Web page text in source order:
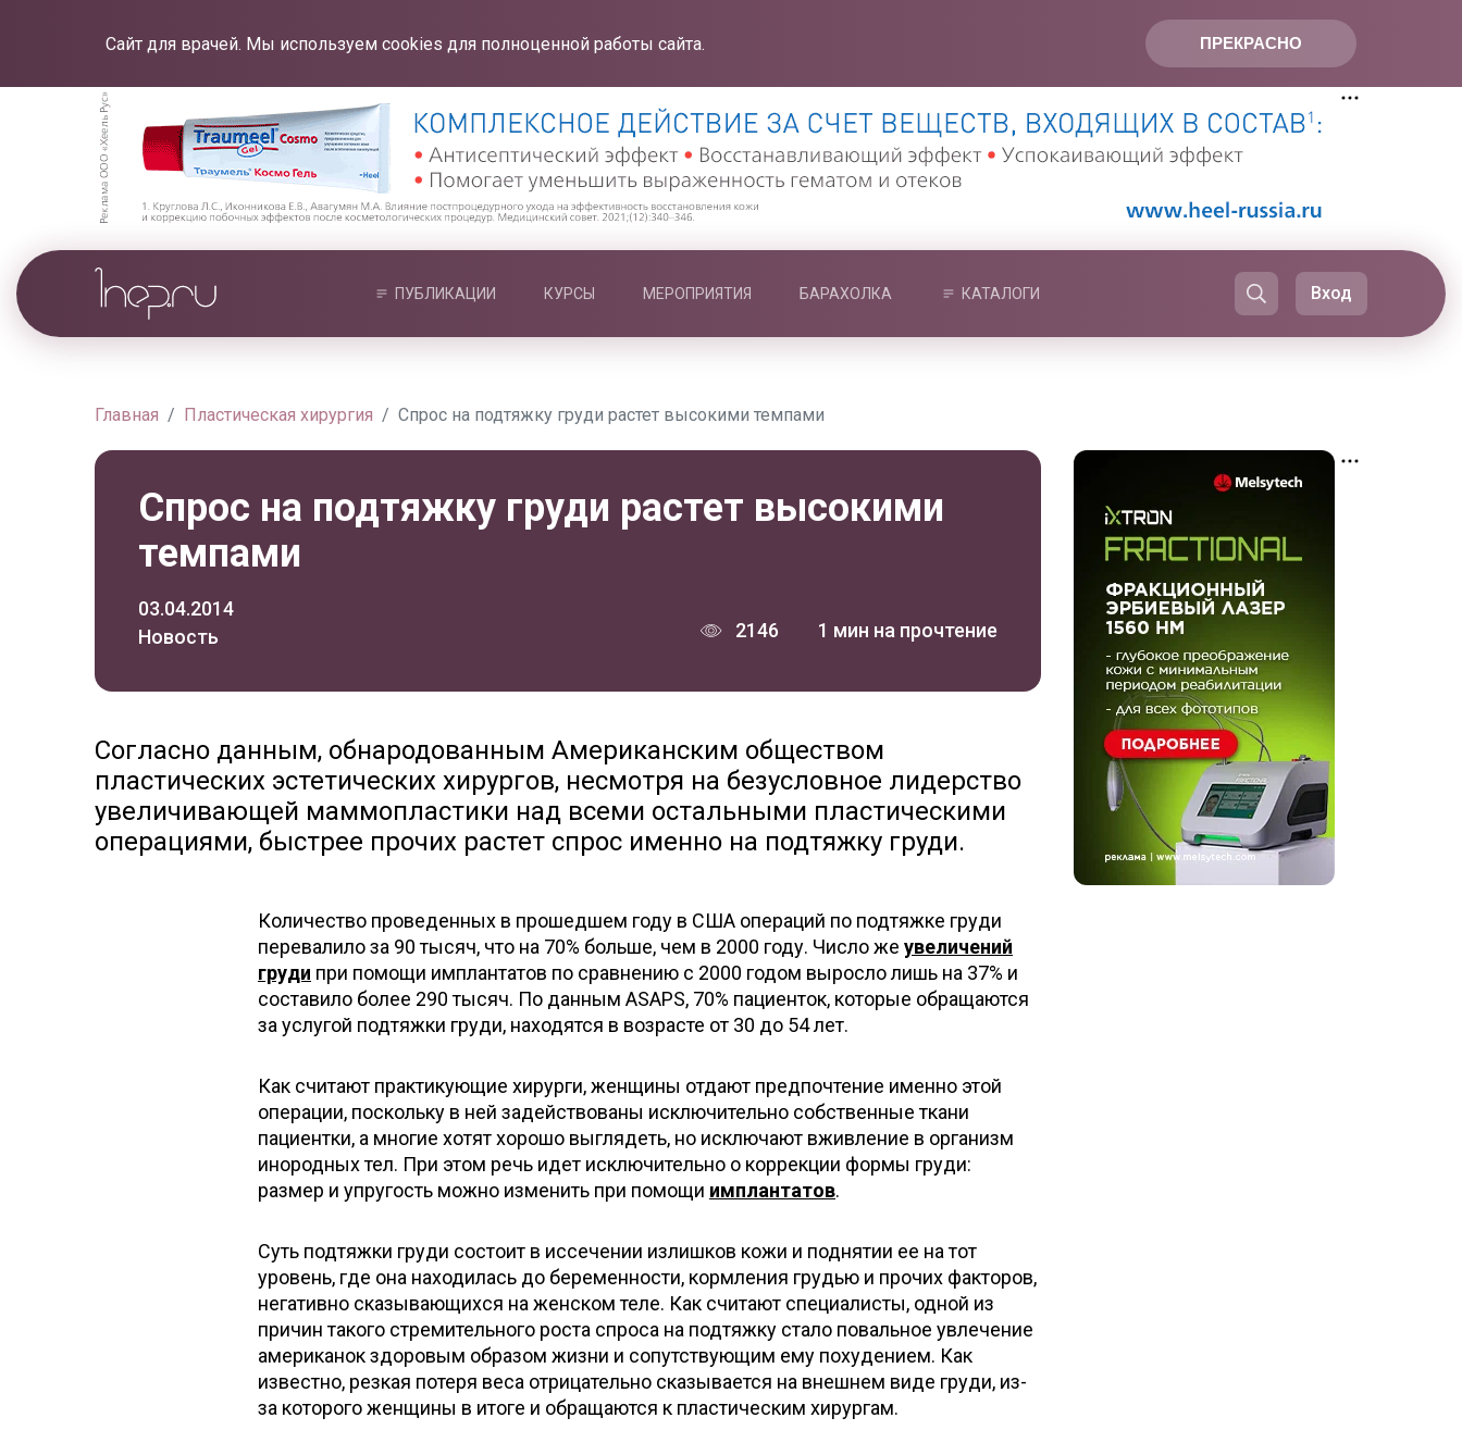
ПРЕКРАСНО
Сайт для врачей. Мы используем cookies для полноценной работы сайта.
ПУБЛИКАЦИИ КУРСЫ МЕРОПРИЯТИЯ БАРАХОЛКА КАТАЛОГИ Вход
Главная Пластическая хирургия Спрос на подтяжку груди растет высокими темпами
Спрос на подтяжку груди растет высокими
темпами
03.04.2014
Новость
2146 1 мин на прочтение
Согласно данным, обнародованным Американским обществом
пластических эстетических хирургов, несмотря на безусловное лидерство
увеличивающей маммопластики над всеми остальными пластическими
операциями, быстрее прочих растет спрос именно на подтяжку груди.
Количество проведенных в прошедшем году в США операций по подтяжке груди
перевалило за 90 тысяч, что на 70% больше, чем в 2000 году. Число же увеличений
груди при помощи имплантатов по сравнению с 2000 годом выросло лишь на 37% и
составило более 290 тысяч. По данным ASAPS, 70% пациенток, которые обращаются
за услугой подтяжки груди, находятся в возрасте от 30 до 54 лет.
Как считают практикующие хирурги, женщины отдают предпочтение именно этой
операции, поскольку в ней задействованы исключительно собственные ткани
пациентки, а многие хотят хорошо выглядеть, но исключают вживление в организм
инородных тел. При этом речь идет исключительно о коррекции формы груди:
размер и упругость можно изменить при помощи имплантатов.
Суть подтяжки груди состоит в иссечении излишков кожи и поднятии ее на тот
уровень, где она находилась до беременности, кормления грудью и прочих факторов,
негативно сказывающихся на женском теле. Как считают специалисты, одной из
причин такого стремительного роста спроса на подтяжку стало повальное увлечение
американок здоровым образом жизни и сопутствующим ему похудением. Как
известно, резкая потеря веса отрицательно сказывается на внешнем виде груди, из-
за которого женщины в итоге и обращаются к пластическим хирургам.